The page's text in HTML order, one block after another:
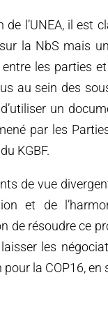
l’UNEA, il est
la NbS mais
les parties
au sein des
un
par les
KGBF.
de vue
et de
de résoudre ce
les
la COP16, en